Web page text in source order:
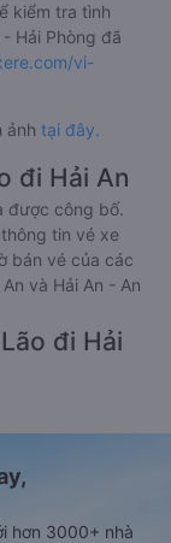
kiểm tra tình
Hải Phòng đã
vi-
ảnh tại đây.
đi Hải An
được công bố.
tin vé xe
bán vé của các
và Hải An - An
đi Hải
hơn 3000+ nhà